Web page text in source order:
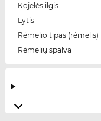
Kojelės ilgis
Lytis
Rėmelio tipas (rėmelis)
Rėmelių spalva